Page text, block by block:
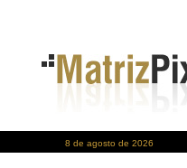
8 de agosto de 2026